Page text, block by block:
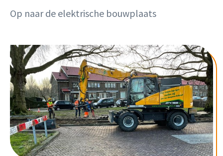
Op naar de elektrische bouwplaats